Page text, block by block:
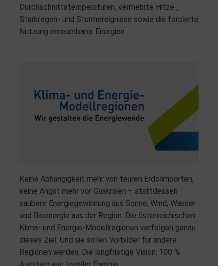
Durchschnittstemperaturen, vermehrte Hitze-,
Starkregen- und Sturmereignisse sowie die forcierte
Nutzung erneuerbarer Energien.
Keine Abhängigkeit mehr von teuren Erdölimporten,
keine Angst mehr vor Gaskrisen – stattdessen
saubere Energiegewinnung aus Sonne, Wind, Wasser
und Bioenergie aus der Region. Die österreichischen
Klima- und Energie-Modellregionen verfolgen genau
dieses Ziel. Und sie sollen Vorbilder für andere
Regionen werden. Die langfristige Vision: 100 %